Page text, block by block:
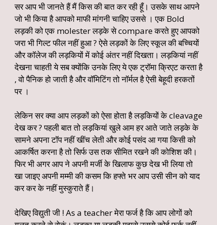
सर आप भी जानते हैं मैं किस की बात कर रही हूँ। उसके साथ आपने
जो भी किया है आपको माफी मांगनी चाहिए उससे । एक Bold
लड़की को एक molester लड़के से compare करते हुए आपको
जरा भी गिल्ट फील नहीं हुआ ? ऐसे लड़कों के लिए स्कूल की बच्चियों
और कॉलेज की लड़कियों में कोई अंतर नहीं दिखता। लड़कियां नहीं
देखना चाहती ये सब क्योंकि उनके लिए ये एक ट्रॉमा क्रिएट करता है
, वो पैनिक हो जाती है और वॉमिटिंग तो नॉर्मल है ऐसी बेहूदी हरकतों
पर ।
लेकिन सर क्या आप लड़कों को ऐसा होता है लड़कियों के cleavage
देख कर ? पहली बात तो लड़कियां खुले आम हर आते जाते लड़के के
सामने अपना टॉप नहीं खींच लेती और कोई पसंद आ गया किसी को
आकर्षित करना है तो सिर्फ उस तक सीमित रखने की कोशिश की।
फिर भी अगर आप ने अपनी मर्जी के खिलाफ कुछ देख भी लिया तो
खा जाइए अपनी मम्मी की कसम कि हफ्ते भर आप उसी सीन को याद
कर कर के नहीं मुस्कुराते हैं।
देखिए विद्युती जी ! As a teacher मेरा फर्ज है कि आप लोगों को